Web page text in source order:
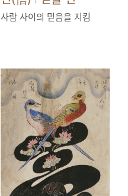
사람 사이의 믿음을 지킴